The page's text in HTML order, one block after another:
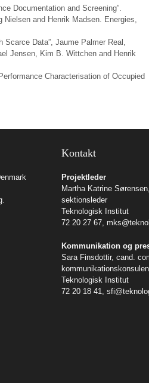
Documentation and Screening”.
Nielsen and Henrik Madsen. Energies,
Scarce Data”, Jaume Palmer Real,
Jensen, Kim B. Wittchen and Henrik
Characterisation of Occupied
.
Kontakt
Projektleder
Martha Katrine
sektionsleder
Teknologisk Institut
72 20 27 67,
Kommunikation og
Sara Finsdottir, cand.
Teknologisk Institut
72 20 18 41,